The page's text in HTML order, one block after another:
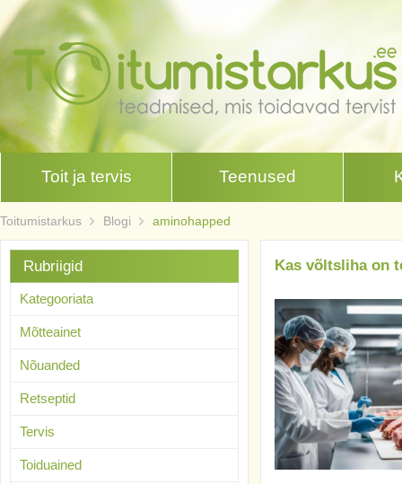
Toit ja tervis Teenused
Toitumistarkus Blogi aminohapped
Kas võltsliha on
Rubriigid
Kategooriata
Mõtteainet
Nõuanded
Retseptid
Tervis
Toiduained